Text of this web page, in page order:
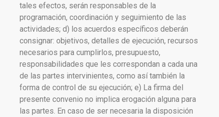
tales efectos, serán responsables de la
programación, coordinación y seguimiento de las
actividades; d) los acuerdos específicos deberán
consignar: objetivos, detalles de ejecución, recursos
necesarios para cumplirlos, presupuesto,
responsabilidades que les correspondan a cada una
de las partes intervinientes, como así también la
forma de control de su ejecución; e) La firma del
presente convenio no implica erogación alguna para
las partes. En caso de ser necesaria la disposición